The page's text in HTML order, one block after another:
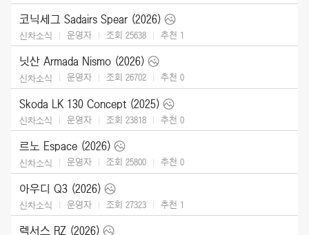
코닉세그 Sadairs Spear (2026)
신차소식 운영자 조회 25638 추천 1
닛산 Armada Nismo (2026)
신차소식 운영자 조회 26702 추천 0
Skoda LK 130 Concept (2025)
신차소식 운영자 조회 23818 추천 0
르노 Espace (2026)
신차소식 운영자 조회 25800 추천 0
아우디 Q3 (2026)
신차소식 운영자 조회 27323 추천 1
렉서스 RZ (2026)